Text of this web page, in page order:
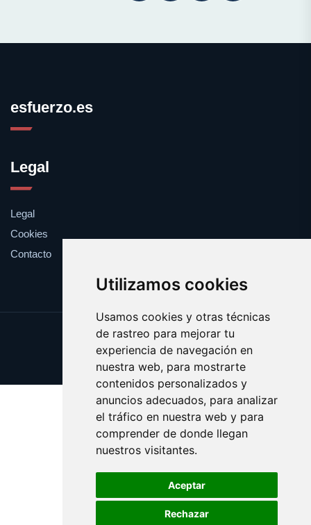
Utilizamos cookies
Usamos cookies y otras técnicas
de rastreo para mejorar tu
experiencia de navegación en
nuestra web, para mostrarte
contenidos personalizados y
anuncios adecuados, para analizar
el tráfico en nuestra web y para
comprender de donde llegan
nuestros visitantes.
Aceptar
Rechazar
esfuerzo.es
Legal
Legal
Cookies
Contacto
Update cookies preferences
Copyright © 2025 esfuerzo.es